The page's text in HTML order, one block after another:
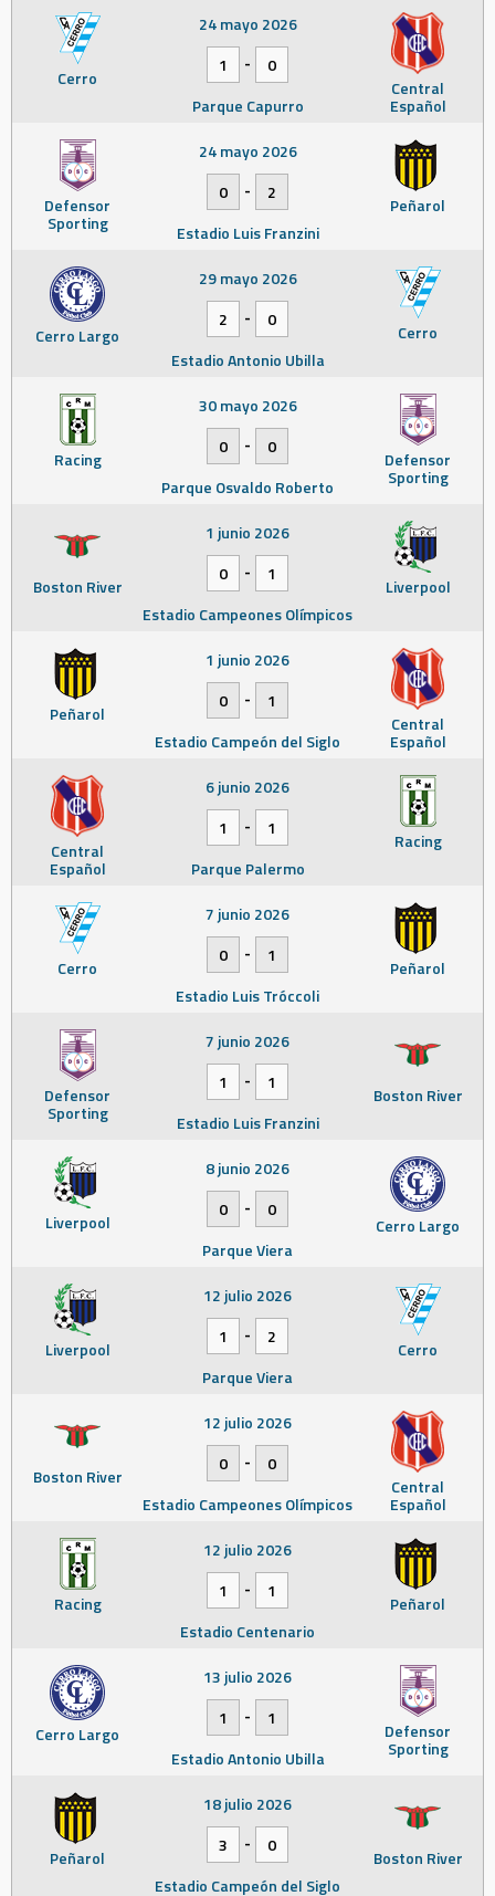
Cerro Central
Español
24 mayo 2026
1
-
0
Parque Capurro
Defensor
Sporting
Peñarol
24 mayo 2026
0
-
2
Estadio Luis Franzini
Cerro Largo Cerro
29 mayo 2026
2
-
0
Estadio Antonio Ubilla
Racing Defensor
Sporting
30 mayo 2026
0
-
0
Parque Osvaldo Roberto
Boston River Liverpool
1 junio 2026
0
-
1
Estadio Campeones Olímpicos
Peñarol Central
Español
1 junio 2026
0
-
1
Estadio Campeón del Siglo
Central
Español
Racing
6 junio 2026
1
-
1
Parque Palermo
Cerro Peñarol
7 junio 2026
0
-
1
Estadio Luis Tróccoli
Defensor
Sporting
Boston River
7 junio 2026
1
-
1
Estadio Luis Franzini
Liverpool Cerro Largo
8 junio 2026
0
-
0
Parque Viera
Liverpool Cerro
12 julio 2026
1
-
2
Parque Viera
Boston River Central
Español
12 julio 2026
0
-
0
Estadio Campeones Olímpicos
Racing Peñarol
12 julio 2026
1
-
1
Estadio Centenario
Cerro Largo Defensor
Sporting
13 julio 2026
1
-
1
Estadio Antonio Ubilla
Peñarol Boston River
18 julio 2026
3
-
0
Estadio Campeón del Siglo